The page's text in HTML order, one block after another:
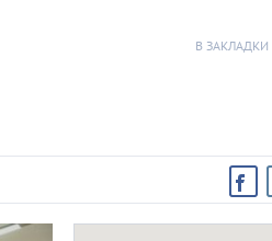
В ЗАКЛАДКИ